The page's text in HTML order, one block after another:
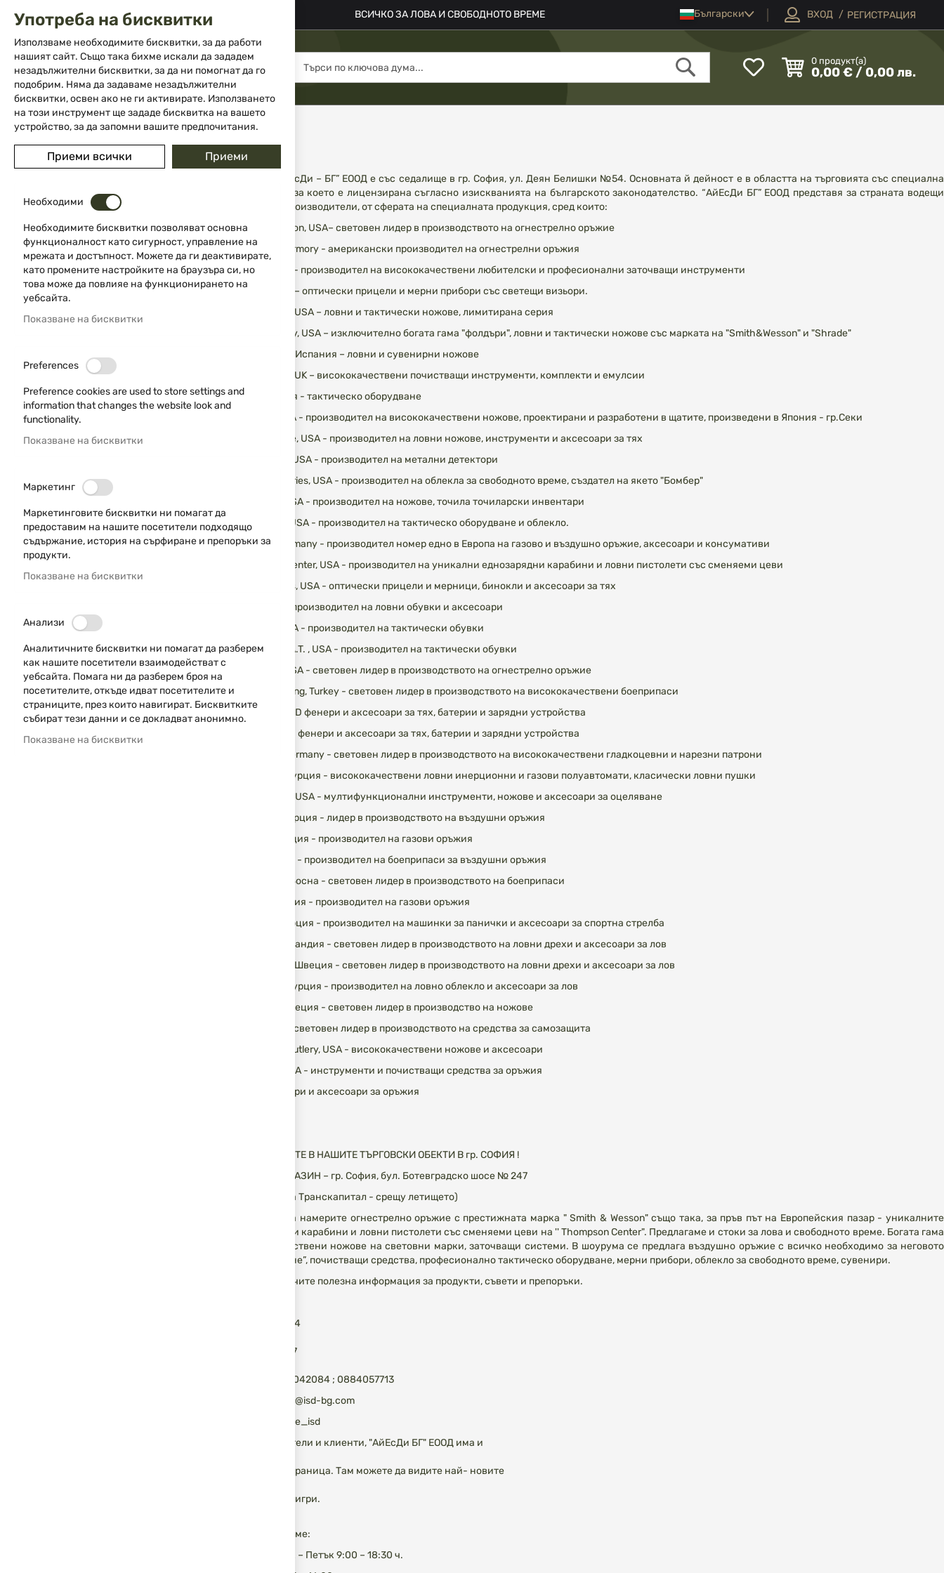
02 983 5014 office@isd-bg.com
Прескачане
съдържанието
ВСИЧКО ЗА ЛОВА И СВОБОДНОТО ВРЕМЕ ЕзикБългарски ВХОД РЕГИСТРАЦИЯ
МЕНЮ
Моят
списък
любими
0 продукт(а)
0,00 € / 0,00 лв.
Търсене
Начало
За нас
Фирма “АйЕсДи – БГ” ЕООД е със седалище в гр. София, ул. Деян Белишки №54. Основната й дейност е в областта на търговията със специална
продукция, за което е лицензирана съгласно изискванията на българското законодателство. “АйЕсДи БГ” ЕООД представя за страната водещи
световни производители, от сферата на специалната продукция, сред които:
Smith&Wesson, USA– световен лидер в производството на огнестрелно оръжие
Springfield Armory - американски производител на огнестрелни оръжия
Lansky, USA - производител на висококачествени любителски и професионални заточващи инструменти
Trijicon, USA – оптически прицели и мерни прибори със светещи визьори.
Buck Knives, USA – ловни и тактически ножове, лимитирана серия
Taylor Cutlery, USA – изключително богата гама "фолдъри", ловни и тактически ножове със марката на "Smith&Wesson" и "Shrade"
Miguel Nieto, Испания – ловни и сувенирни ножове
Parker-Hale, UK – висококачествени почистващи инструменти, комплекти и емулсии
Vega, Италия - тактическо оборудване
Junglee, USA - производител на висококачествени ножове, проектирани и разработени в щатите, произведени в Япония - гр.Секи
Outdoor Edge, USA - производител на ловни ножове, инструменти и аксесоари за тях
Fisher Labs, USA - производител на метални детектори
Alpha Industries, USA - производител на облекла за свободното време, създател на якето "Бомбер"
Spyderco, USA - производител на ножове, точила точиларски инвентари
Blackhawk, USA - производител на тактическо оборудване и облекло.
Umarex, Germany - производител номер едно в Европа на газово и въздушно оръжие, аксесоари и консумативи
Thompson Center, USA - производител на уникални еднозарядни карабини и ловни пистолети със сменяеми цеви
Vortex Optics, USA - оптически прицели и мерници, бинокли и аксесоари за тях
Orizo, Italy - производител на ловни обувки и аксесоари
Magnum, USA - производител на тактически обувки
Original S.W.A.T. , USA - производител на тактически обувки
Mossberg, USA - световен лидер в производството на огнестрелно оръжие
Turac - Sterling, Turkey - световен лидер в производството на висококачествени боеприпаси
Nitecore - LED фенери и аксесоари за тях, батерии и зарядни устройства
Fitorch - LED фенери и аксесоари за тях, батерии и зарядни устройства
Brenneke, Germany - световен лидер в производството на висококачествени гладкоцевни и нарезни патрони
ATA ARMS, Турция - висококачествени ловни инерционни и газови полуавтомати, класически ловни пушки
Swiss+Tech, USA - мултифункционални инструменти, ножове и аксесоари за оцеляване
Kral Arms, Турция - лидер в производството на въздушни оръжия
Carrera, Турция - производител на газови оръжия
KRM, Турция - производител на боеприпаси за въздушни оръжия
Maxx Tech, Босна - световен лидер в производството на боеприпаси
Ceonic, Турция - производител на газови оръжия
Trapmak, Турция - производител на машинки за панички и аксесоари за спортна стрелба
Hallyard, Холандия - световен лидер в производството на ловни дрехи и аксесоари за лов
Sweadteam, Швеция - световен лидер в производството на ловни дрехи и аксесоари за лов
Wilds Hunt, Турция - производител на ловно облекло и аксесоари за лов
Morakniv, Швеция - световен лидер в производство на ножове
Mace, USA - световен лидер в производството на средства за самозащита
Remington Cutlery, USA - висококачествени ножове и аксесоари
Real Avid, USA - инструменти и почистващи средства за оръжия
Cytac - кобури и аксесоари за оръжия
ЗАПОВЯДАЙТЕ В НАШИТЕ ТЪРГОВСКИ ОБЕКТИ В гр. СОФИЯ !
ОФИС И МАГАЗИН – гр. София, бул. Ботевградско шосе № 247
(сградата на Транскапитал - срещу летището)
Тук може да намерите огнестрелно оръжие с престижната марка " Smith & Wesson" също така, за пръв път на Европейския пазар - уникалнитe
еднозарядни карабини и ловни пистолети със сменяеми цеви на '' Thompson Center". Предлагаме и стоки за лова и свободното време. Богата гама
висококачествени ножове на световни марки, заточващи системи. В шоурума се предлага въздушно оръжие с всичко необходимо за неговото
„тунинговане”, почистващи средства, професионално тактическо оборудване, мерни прибори, облекло за свободното време, сувенири.
Тук ще получите полезна информация за продукти, съвети и препоръки.
* 02 983 50 14
* 02 983 12 17
* GSM: 0885042084 ; 0884057713
e-mail: office@isd-bg.com
Skype: on-line_isd
Скъпи приятели и клиенти, "АйЕсДи БГ" ЕООД има и
страница. Там можете да видите най- новите
промоции и игри.
Работно време:
Понеделник – Петък 9:00 – 18:30 ч.
Употреба на бисквитки
Използваме необходимите бисквитки, за да работи
нашият сайт. Също така бихме искали да зададем
незадължителни бисквитки, за да ни помогнат да го
подобрим. Няма да задаваме незадължителни
бисквитки, освен ако не ги активирате. Използването
на този инструмент ще зададе бисквитка на вашето
устройство, за да запомни вашите предпочитания.
Приеми всички Приеми
Необходими
Необходимите бисквитки позволяват основна
функционалност като сигурност, управление на
мрежата и достъпност. Можете да ги деактивирате,
като промените настройките на браузъра си, но
това може да повлияе на функционирането на
уебсайта.
Показване на бисквитки
Preferences
Preference cookies are used to store settings and
information that changes the website look and
functionality.
Показване на бисквитки
Маркетинг
Маркетинговите бисквитки ни помагат да
предоставим на нашите посетители подходящо
съдържание, история на сърфиране и препоръки за
продукти.
Показване на бисквитки
Анализи
Аналитичните бисквитки ни помагат да разберем
как нашите посетители взаимодействат с
уебсайта. Помага ни да разберем броя на
посетителите, откъде идват посетителите и
страниците, през които навигират. Бисквитките
събират тези данни и се докладват анонимно.
Показване на бисквитки